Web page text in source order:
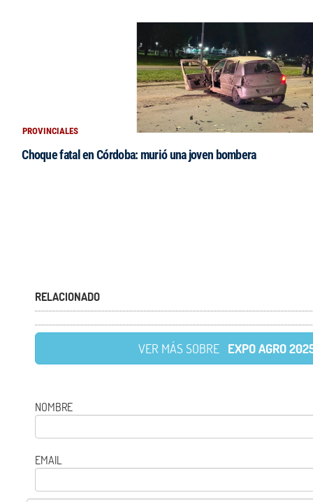
PROVINCIALES
Choque fatal en Córdoba: murió una joven bombera
RELACIONADO
VER MÁS SOBRE EXPO AGRO
NOMBRE
EMAIL